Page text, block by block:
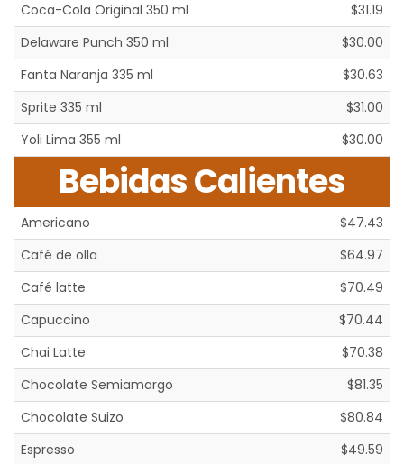
Coca-Cola Original 350 ml
$31.19
Delaware Punch 350 ml
$30.00
Fanta Naranja 335 ml
$30.63
Sprite 335 ml
$31.00
Yoli Lima 355 ml
$30.00
Bebidas Calientes
Americano
$47.43
Café de olla
$64.97
Café latte
$70.49
Capuccino
$70.44
Chai Latte
$70.38
Chocolate Semiamargo
$81.35
Chocolate Suizo
$80.84
Espresso
$49.59